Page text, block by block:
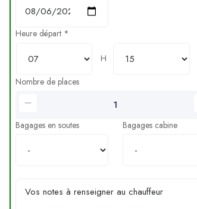
Heure départ *
H
Nombre de places
Bagages en soutes Bagages cabine